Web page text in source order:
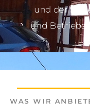
und der
und
WAS WIR